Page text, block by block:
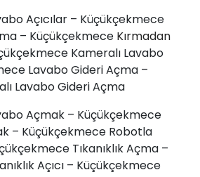
Açıcılar – Küçükçekmece
– Küçükçekmece Kırmadan
Kameralı Lavabo
Lavabo Gideri Açma –
Lavabo Gideri Açma
Açmak – Küçükçekmece
– Küçükçekmece Robotla
Tıkanıklık Açma –
Açıcı – Küçükçekmece